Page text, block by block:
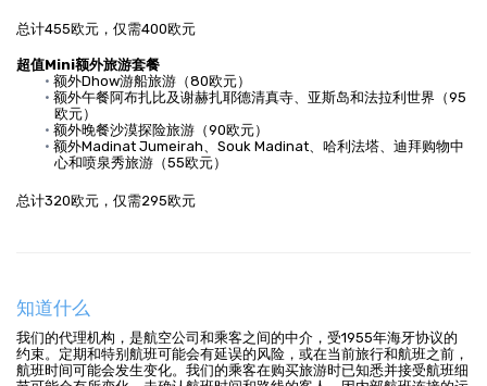
总计455欧元，仅需400欧元
超值Mini额外旅游套餐
额外Dhow游船旅游（80欧元）
额外午餐阿布扎比及谢赫扎耶德清真寺、亚斯岛和法拉利世界（95
欧元）
额外晚餐沙漠探险旅游（90欧元）
额外Madinat Jumeirah、Souk Madinat、哈利法塔、迪拜购物中
心和喷泉秀旅游（55欧元）
总计320欧元，仅需295欧元
知道什么
我们的代理机构，是航空公司和乘客之间的中介，受1955年海牙协议的
约束。定期和特别航班可能会有延误的风险，或在当前旅行和航班之前，
航班时间可能会发生变化。我们的乘客在购买旅游时已知悉并接受航班细